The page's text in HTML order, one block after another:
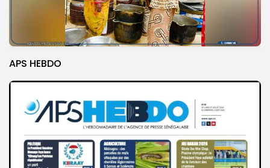
APS HEBDO